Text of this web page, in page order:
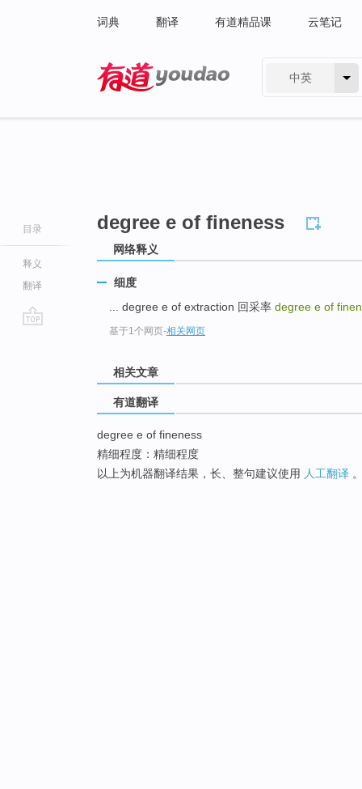
词典 翻译 有道精品课 云笔记
中英
目录
释义
翻译
degree e of fineness
网络释义
细度
... degree e of extraction 回采率 degree e of
基于1个网页-相关网页
相关文章
有道翻译
degree e of fineness
精细程度：精细程度
以上为机器翻译结果，长、整句建议使用 人工翻译